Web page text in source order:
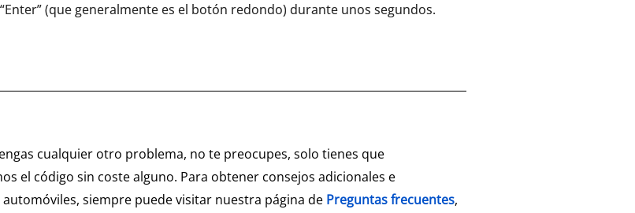
(que generalmente es el botón redondo) durante unos segundos.
cualquier otro problema, no te preocupes, solo tienes que
el código sin coste alguno. Para obtener consejos adicionales e
siempre puede visitar nuestra página de Preguntas frecuentes,